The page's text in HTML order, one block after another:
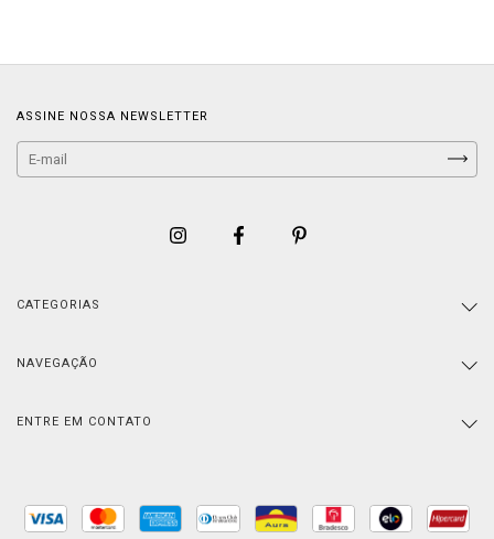
ASSINE NOSSA NEWSLETTER
CATEGORIAS
NAVEGAÇÃO
ENTRE EM CONTATO